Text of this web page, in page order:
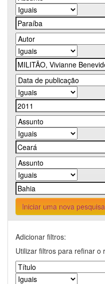
Iniciar uma nova pesquisa
Adicionar filtros:
Utilizar filtros para refinar o